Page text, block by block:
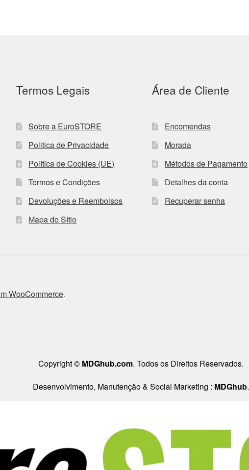
Termos Legais
Sobre a EuroSTORE
Politica de Privacidade
Política de Cookies (UE)
Termos e Condições
Devoluções e Reembolsos
Mapa do Sítio
Área de Cliente
Encomendas
Morada
Métodos de Pagamento
Detalhes da conta
Recuperar senha
WooCommerce.
Copyright © MDGhub.com. Todos os Direitos Reservados.
Desenvolvimento, Manutenção & Social Marketing : MDGhub.